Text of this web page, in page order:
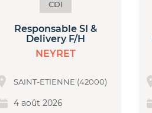
CDI
Responsable SI &
Delivery F/H
NEYRET
SAINT-ETIENNE (42000)
4 août 2026